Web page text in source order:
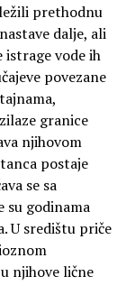
prethodnu
dalje, ali
istrage vode ih
povezane
granice
njihovom
postaje
se sa
su godinama
U središtu priče
njihove lične